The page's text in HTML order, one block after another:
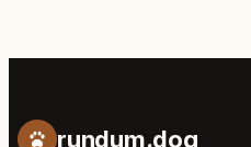
rundum.dog